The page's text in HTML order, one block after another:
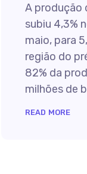
A produção
subiu 4,3%
maio, para
região do
82% da
milhões de
READ MORE